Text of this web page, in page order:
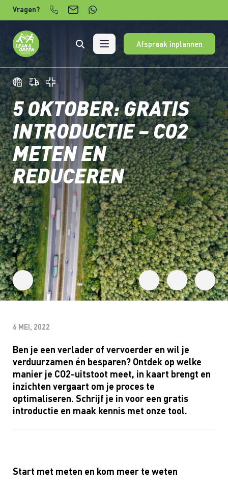
Verder naar content
Vragen?
Afspraak inplannen
5 OKTOBER: GRATIS
INTRODUCTIE – CO2
METEN EN
REDUCEREN
6 MEI, 2022
Ben je een verlader of vervoerder en wil je
verduurzamen én besparen? Ontdek op welke
manier je CO2-uitstoot meet, in kaart brengt en
inzichten vergaart om je proces te
optimaliseren. Schrijf je in voor een gratis
introductie en maak kennis met onze tool.
Start met meten en kom meer te weten